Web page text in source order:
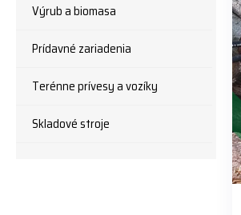
Výrub a biomasa
Prídavné zariadenia
Terénne prívesy a vozíky
Skladové stroje